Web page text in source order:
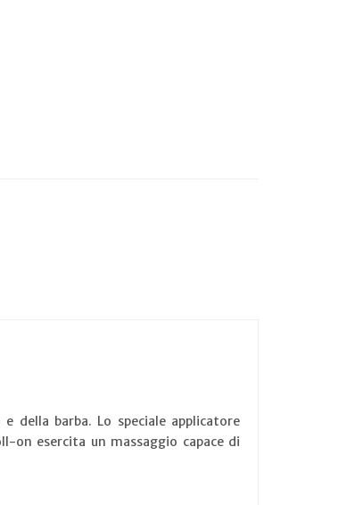
della barba. Lo speciale applicatore
esercita un massaggio capace di